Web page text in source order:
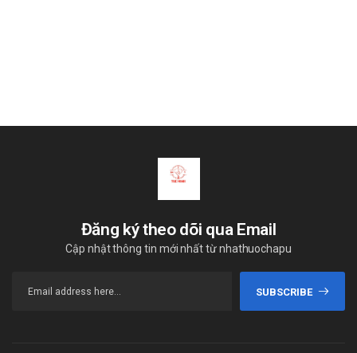
Đăng ký theo dõi qua Email
Cập nhật thông tin mới nhất từ nhathuochapu
SUBSCRIBE